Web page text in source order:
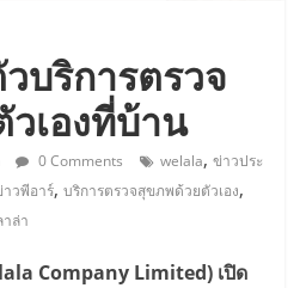
บริการตรวจ
เองที่บ้าน
0 Comments welala,ข่าวประ
วพีอาร์,บริการตรวจสุขภพด้วยตัวเอง,
าล่า
Company Limited) เปิด